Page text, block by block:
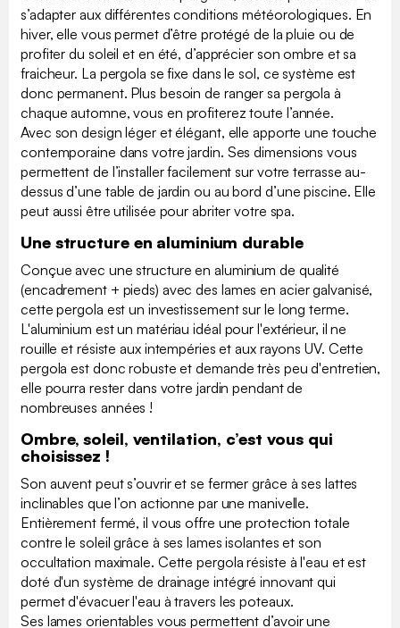
s’adapter aux différentes conditions météorologiques. En
hiver, elle vous permet d’être protégé de la pluie ou de
profiter du soleil et en été, d’apprécier son ombre et sa
fraicheur. La pergola se fixe dans le sol, ce système est
donc permanent. Plus besoin de ranger sa pergola à
chaque automne, vous en profiterez toute l’année.
Avec son design léger et élégant, elle apporte une touche
contemporaine dans votre jardin. Ses dimensions vous
permettent de l’installer facilement sur votre terrasse au-
dessus d’une table de jardin ou au bord d’une piscine. Elle
peut aussi être utilisée pour abriter votre spa.
Une structure en aluminium durable
Conçue avec une structure en aluminium de qualité
(encadrement + pieds) avec des lames en acier galvanisé,
cette pergola est un investissement sur le long terme.
L'aluminium est un matériau idéal pour l'extérieur, il ne
rouille et résiste aux intempéries et aux rayons UV. Cette
pergola est donc robuste et demande très peu d'entretien,
elle pourra rester dans votre jardin pendant de
nombreuses années !
Ombre, soleil, ventilation, c’est vous qui
choisissez !
Son auvent peut s’ouvrir et se fermer grâce à ses lattes
inclinables que l’on actionne par une manivelle.
Entièrement fermé, il vous offre une protection totale
contre le soleil grâce à ses lames isolantes et son
occultation maximale. Cette pergola résiste à l'eau et est
doté d'un système de drainage intégré innovant qui
permet d'évacuer l'eau à travers les poteaux.
Ses lames orientables vous permettent d’avoir une